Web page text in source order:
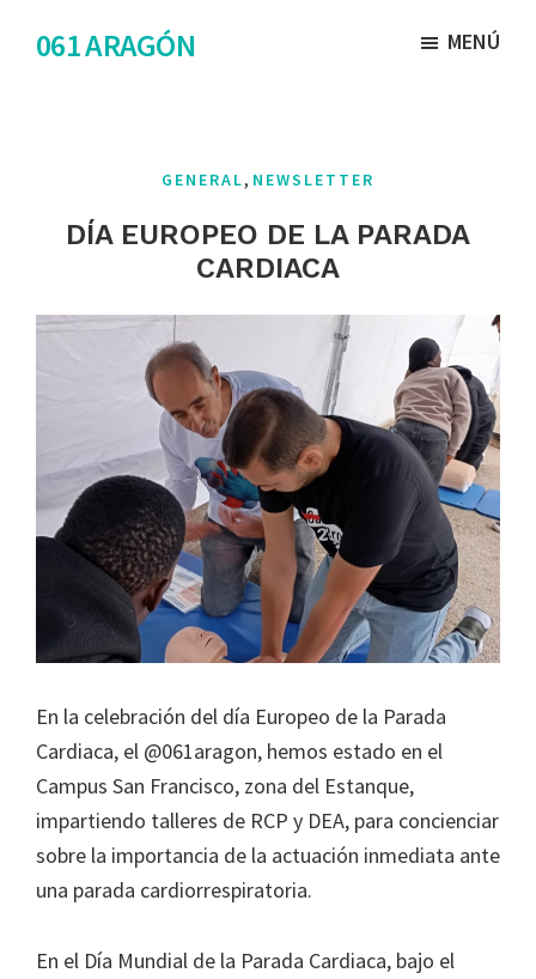
061 ARAGÓN MENÚ
GENERAL, NEWSLETTER
DÍA EUROPEO DE LA PARADA
CARDIACA
En la celebración del día Europeo de la Parada
Cardiaca, el @061aragon, hemos estado en el
Campus San Francisco, zona del Estanque,
impartiendo talleres de RCP y DEA, para concienciar
sobre la importancia de la actuación inmediata ante
una parada cardiorrespiratoria.
En el Día Mundial de la Parada Cardiaca, bajo el